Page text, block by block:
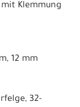
Klemmung
12 mm
32-